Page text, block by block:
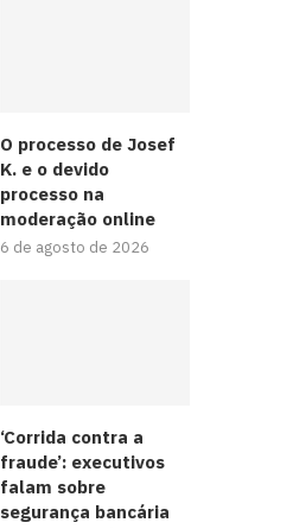
O processo de Josef
K. e o devido
processo na
moderação online
6 de agosto de 2026
‘Corrida contra a
fraude’: executivos
falam sobre
segurança bancária